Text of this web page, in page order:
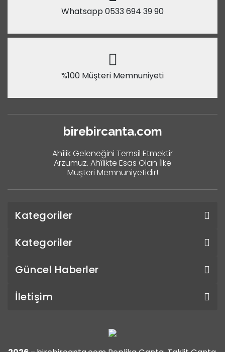
Whatsapp 0533 694 39 90
%100 Müşteri Memnuniyeti
birebircanta.com
Ahîlik Geleneğini Temsil Etmektir
Arzumuz. Ahîlikte Esas Olan İlke
Müşteri Memnuniyetidir!
Kategoriler
Kategoriler
Güncel Haberler
İletişim